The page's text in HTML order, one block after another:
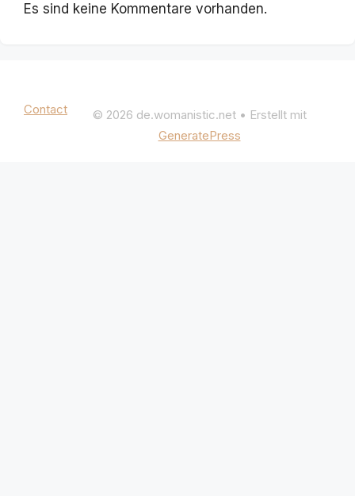
Es sind keine Kommentare vorhanden.
Contact © 2026 de.womanistic.net• Erstellt mit
GeneratePress